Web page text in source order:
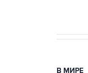
В МИРЕ